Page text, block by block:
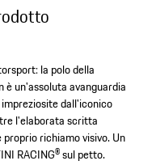
la polo della
è un'assoluta avanguardia
dall'iconico
l'elaborata scritta
richiamo visivo. Un
RACING® sul petto.